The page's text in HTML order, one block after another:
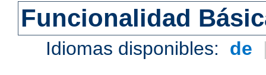
Funcionalidad
Idiomas disponibles: de